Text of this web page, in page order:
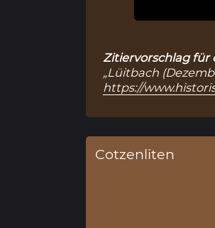
Zitiervorschlag für
„Lüitbach
https://
Cotzenliten